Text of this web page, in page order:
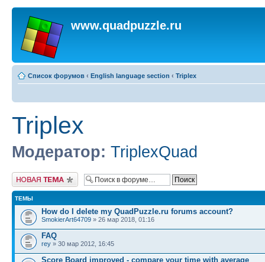
www.quadpuzzle.ru
Список форумов ‹ English language section ‹ Triplex
Triplex
Модератор: TriplexQuad
Начать новую тему
ТЕМЫ
How do I delete my QuadPuzzle.ru forums account?
SmokierArt64709 » 26 мар 2018, 01:16
FAQ
rey » 30 мар 2012, 16:45
Score Board improved - compare your time with average